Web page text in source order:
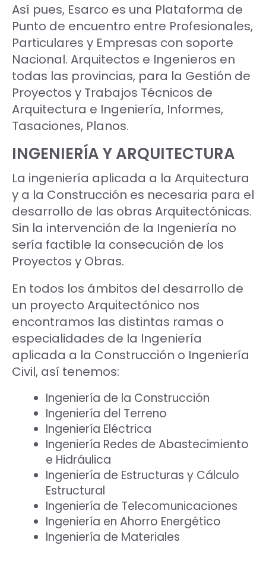
Así pues, Esarco es una Plataforma de
Punto de encuentro entre Profesionales,
Particulares y Empresas con soporte
Nacional. Arquitectos e Ingenieros en
todas las provincias, para la Gestión de
Proyectos y Trabajos Técnicos de
Arquitectura e Ingeniería, Informes,
Tasaciones, Planos.
INGENIERÍA Y ARQUITECTURA
La ingeniería aplicada a la Arquitectura
y a la Construcción es necesaria para el
desarrollo de las obras Arquitectónicas.
Sin la intervención de la Ingeniería no
sería factible la consecución de los
Proyectos y Obras.
En todos los ámbitos del desarrollo de
un proyecto Arquitectónico nos
encontramos las distintas ramas o
especialidades de la Ingeniería
aplicada a la Construcción o Ingeniería
Civil, así tenemos:
Ingeniería de la Construcción
Ingeniería del Terreno
Ingeniería Eléctrica
Ingeniería Redes de Abastecimiento
e Hidráulica
Ingeniería de Estructuras y Cálculo
Estructural
Ingeniería de Telecomunicaciones
Ingeniería en Ahorro Energético
Ingeniería de Materiales